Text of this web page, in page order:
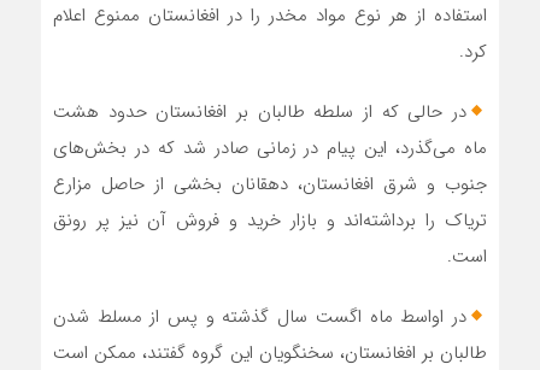
استفاده از هر نوع مواد مخدر را در افغانستان ممنوع اعلام
کرد.
در حالی که از سلطه طالبان بر افغانستان حدود هشت
ماه می‌گذرد، این پیام در زمانی صادر شد که در بخش‌های
جنوب و شرق افغانستان، دهقانان بخشی از حاصل مزارع
تریاک را برداشته‌اند و بازار خرید و فروش آن نیز پر رونق
است.
در اواسط ماه اگست سال گذشته و پس از مسلط شدن
طالبان بر افغانستان، سخنگویان این گروه گفتند، ممکن است